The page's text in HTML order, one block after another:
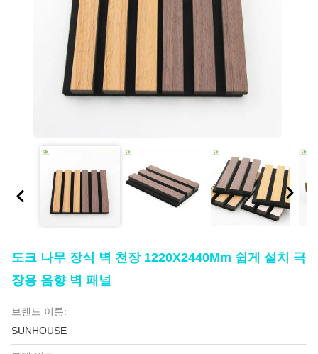
도크 나무 장식 벽 천장 1220X2440Mm 쉽게 설치 극
장용 음향 벽 패널
브랜드 이름:
SUNHOUSE